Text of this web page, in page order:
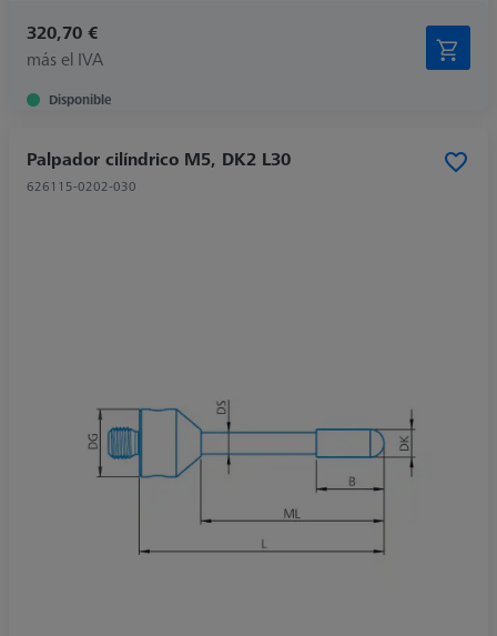
320,70 €
más el IVA
Disponible
Palpador cilíndrico M5, DK2 L30
626115-0202-030